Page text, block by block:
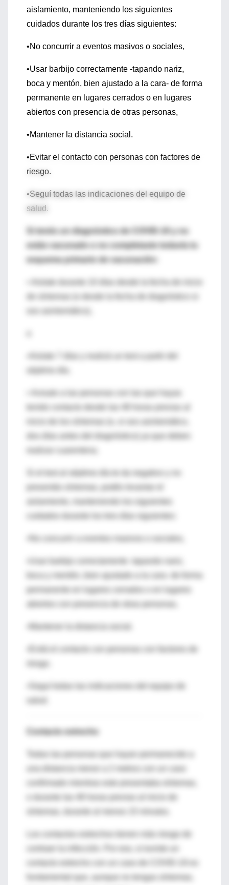
aislamiento, manteniendo los siguientes
cuidados durante los tres días siguientes:
•No concurrir a eventos masivos o sociales,
•Usar barbijo correctamente -tapando nariz,
boca y mentón, bien ajustado a la cara- de forma
permanente en lugares cerrados o en lugares
abiertos con presencia de otras personas,
•Mantener la distancia social.
•Evitar el contacto con personas con factores de
riesgo.
•Seguí todas las indicaciones del equipo de
salud.
Si tenés un diagnóstico de COVID-19 y no
estás vacunado o no completaste todavía tu
esquema primario de vacunación:
de síntomas (o desde la fecha de diagnóstico si
• Avisale a las personas con las que hayas
dos días antes del diagnóstico) ya que deben
Si el test al séptimo día te da negativo y no
aislamiento, manteniendo los siguientes
cuidados durante los tres días siguientes:
•Usar barbijo correctamente -tapando nariz,
permanente en lugares cerrados o en lugares
riesgo.
•Seguí todas las indicaciones del equipo de
Contacto estrecho
Todas las personas que hayan permanecido a
Los contactos estrechos tienen más riesgo de
fundamental que, aunque no tengas síntomas,